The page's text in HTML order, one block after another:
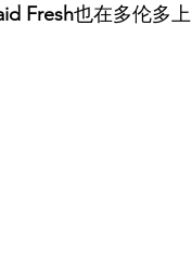
Fresh也在多伦多上